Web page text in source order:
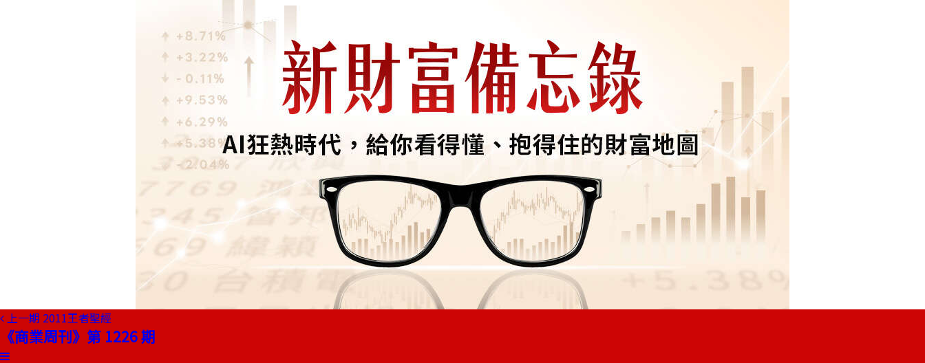
上一期 2011王者聖經
《商業周刊》第 1226 期